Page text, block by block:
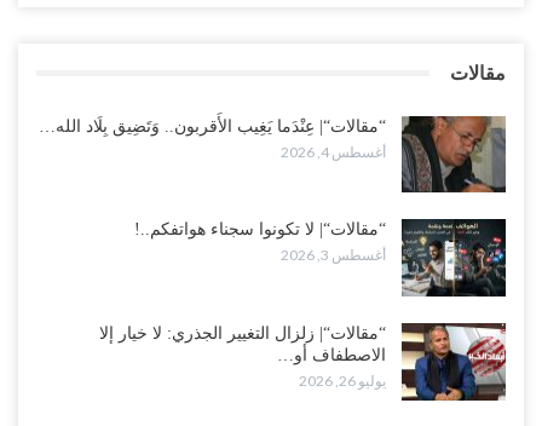
أغسطس 3, 2026
مقالات
“مقالات“| عِنْدَما يَغِيب الأَقربون.. وَتَضِيق بِلَاد الله…
أغسطس 4, 2026
“مقالات“| لا تكونوا سجناء هواتفكم..!
أغسطس 3, 2026
“مقالات“| زلزال التغيير الجذري: لا خيار إلا
الاصطفاف أو…
يوليو 26, 2026